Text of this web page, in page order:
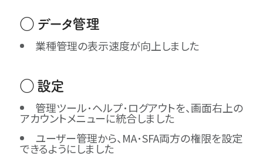
◯ データ管理
業種管理の表示速度が向上しました
◯ 設定
管理ツール･ヘルプ･ログアウトを、画面右上の
アカウントメニューに統合しました
ユーザー管理から、MA･SFA両方の権限を設定
できるようにしました